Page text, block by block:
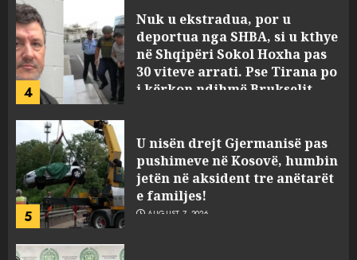
5
U nisën drejt Gjermanisë pas
pushimeve në Kosovë, humbin
jetën në aksident tre anëtarët
e familjes!
AUGUST 7, 2026
1
Policia konfirmon
ekstradimin e Samir
Rodriguez, i dyshuar për
laboratorin e kokainës në
Frakull